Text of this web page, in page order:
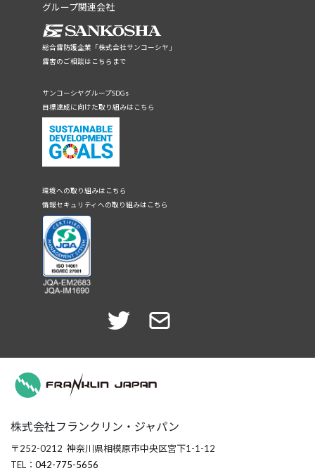
グループ関連会社
総合雷防護企業「株式会社サンコーシヤ」
雷害のご相談はこちらまで
サンコーシヤグループSDGs
目標達成に向けた取り組みはこちら
環境への取り組みはこちら
情報セキュリティへの取り組みはこちら
株式会社フランクリン・ジャパン
〒252-0212 神奈川県相模原市中央区宮下1-1-12
TEL： 042-775-5656